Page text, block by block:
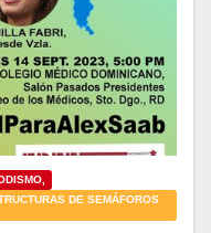
DE SEMÁFOROS